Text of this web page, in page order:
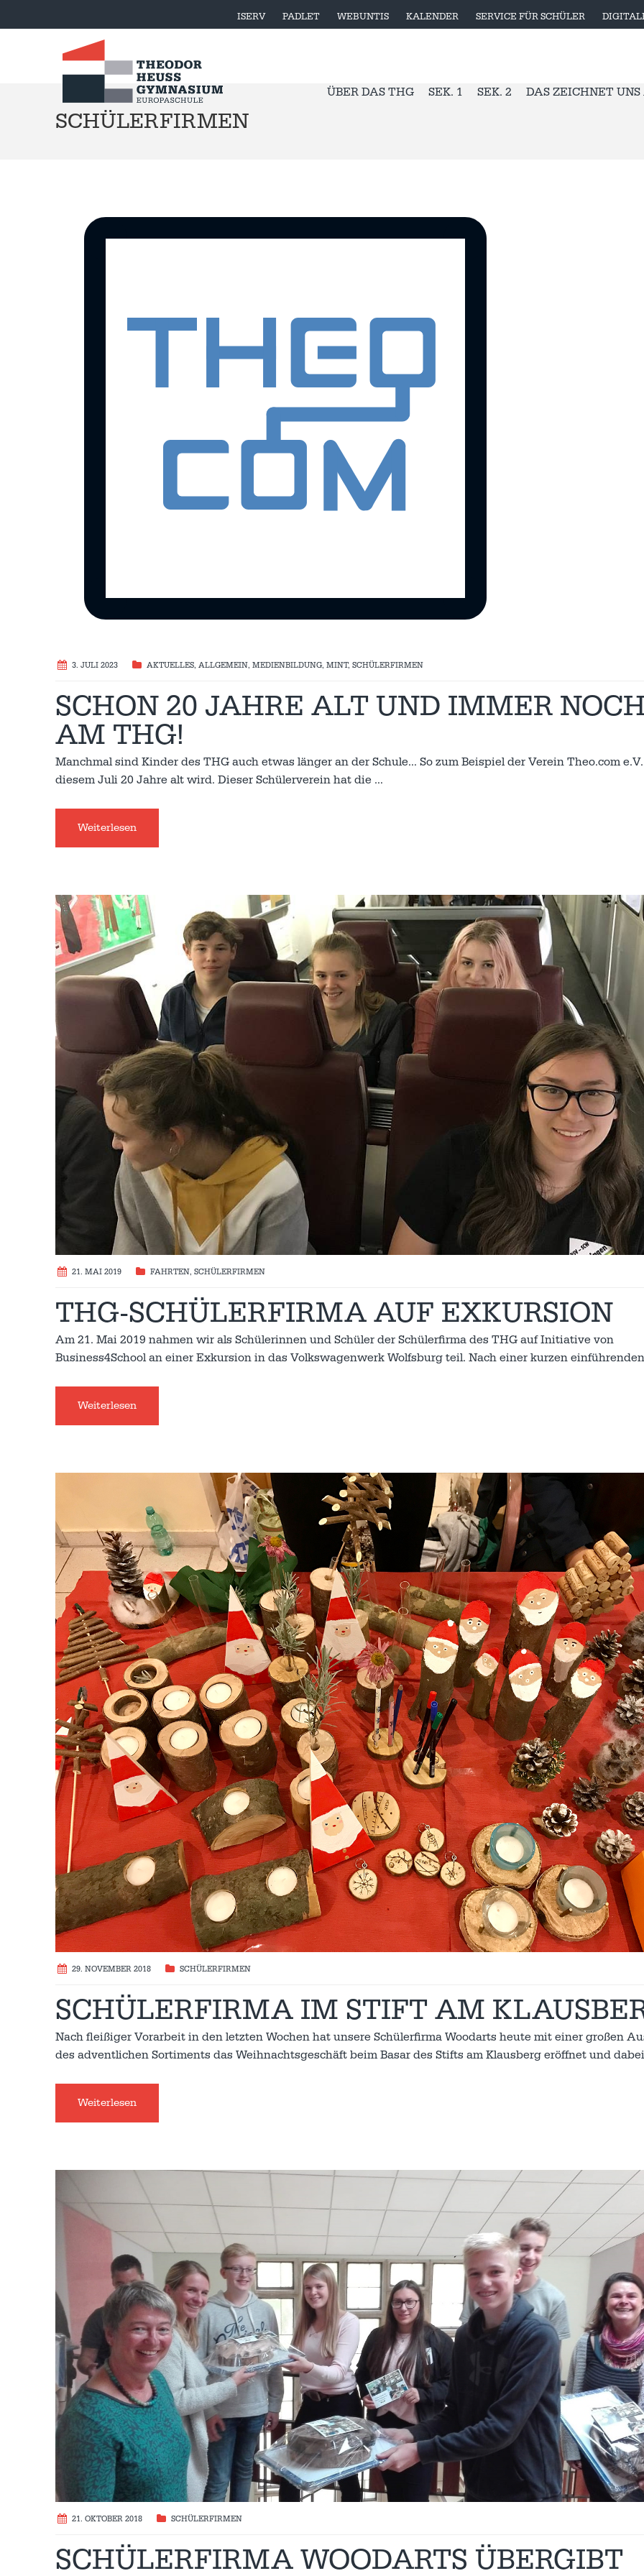
ISERV PADLET WEBUNTIS KALENDER SERVICE FÜR SCHÜLER
ÜBER DAS THG SEK. 1 SEK. 2 DAS ZEICHNET UNS
SCHÜLERFIRMEN
3. JULI 2023 AKTUELLES, ALLGEMEIN, MEDIENBILDUNG, MINT, SCHÜLERFIRMEN
SCHON 20 JAHRE ALT UND IMMER
AM THG!
Manchmal sind Kinder des THG auch etwas länger an der Schule… So zum Beispiel der Verein Theo.com
diesem Juli 20 Jahre alt wird. Dieser Schülerverein hat die …
Weiterlesen
21. MAI 2019 FAHRTEN, SCHÜLERFIRMEN
THG-SCHÜLERFIRMA AUF EXKURSION
Am 21. Mai 2019 nahmen wir als Schülerinnen und Schüler der Schülerfirma des THG auf Initiative von
Business4School an einer Exkursion in das Volkswagenwerk Wolfsburg teil. Nach einer kurzen
Weiterlesen
29. NOVEMBER 2018 SCHÜLERFIRMEN
SCHÜLERFIRMA IM STIFT AM
Nach fleißiger Vorarbeit in den letzten Wochen hat unsere Schülerfirma Woodarts heute mit einer großen
des adventlichen Sortiments das Weihnachtsgeschäft beim Basar des Stifts am Klausberg eröffnet und
Weiterlesen
21. OKTOBER 2018 SCHÜLERFIRMEN
SCHÜLERFIRMA WOODARTS ÜBERGIBT